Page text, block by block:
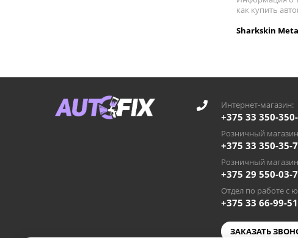
как купить
Sharkskin
Интернет-магазин:
+375 33 350-
Розничный
+375 33 350-35-
Розничный
+375 29 550-03-
Отдел по работе с
+375 33 66-99-
ЗАКАЗАТЬ